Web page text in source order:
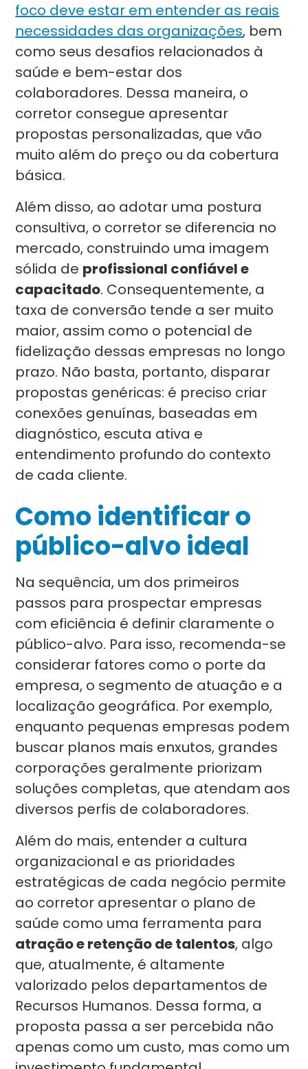
foco deve estar em entender as reais
necessidades das organizações, bem
como seus desafios relacionados à
saúde e bem-estar dos
colaboradores. Dessa maneira, o
corretor consegue apresentar
propostas personalizadas, que vão
muito além do preço ou da cobertura
básica.
Além disso, ao adotar uma postura
consultiva, o corretor se diferencia no
mercado, construindo uma imagem
sólida de profissional confiável e
capacitado. Consequentemente, a
taxa de conversão tende a ser muito
maior, assim como o potencial de
fidelização dessas empresas no longo
prazo. Não basta, portanto, disparar
propostas genéricas: é preciso criar
conexões genuínas, baseadas em
diagnóstico, escuta ativa e
entendimento profundo do contexto
de cada cliente.
Como identificar o
público-alvo ideal
Na sequência, um dos primeiros
passos para prospectar empresas
com eficiência é definir claramente o
público-alvo. Para isso, recomenda-se
considerar fatores como o porte da
empresa, o segmento de atuação e a
localização geográfica. Por exemplo,
enquanto pequenas empresas podem
buscar planos mais enxutos, grandes
corporações geralmente priorizam
soluções completas, que atendam aos
diversos perfis de colaboradores.
Além do mais, entender a cultura
organizacional e as prioridades
estratégicas de cada negócio permite
ao corretor apresentar o plano de
saúde como uma ferramenta para
atração e retenção de talentos, algo
que, atualmente, é altamente
valorizado pelos departamentos de
Recursos Humanos. Dessa forma, a
proposta passa a ser percebida não
apenas como um custo, mas como um